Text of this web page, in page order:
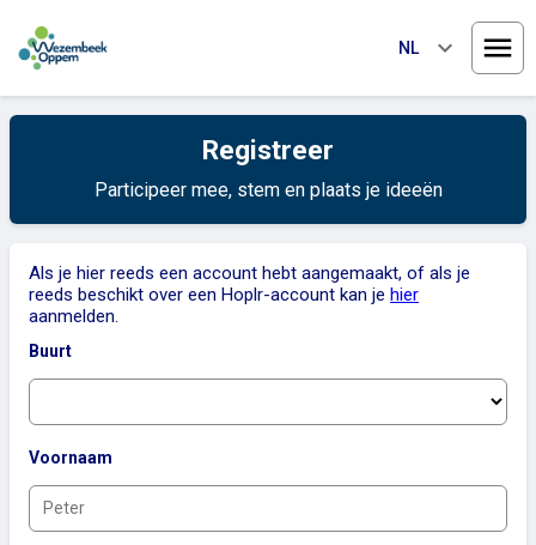
NL keyboard_arrow_down
Registreer
Participeer mee, stem en plaats je ideeën
Als je hier reeds een account hebt aangemaakt, of als je
reeds beschikt over een Hoplr-account kan je hier
aanmelden.
Buurt
Voornaam